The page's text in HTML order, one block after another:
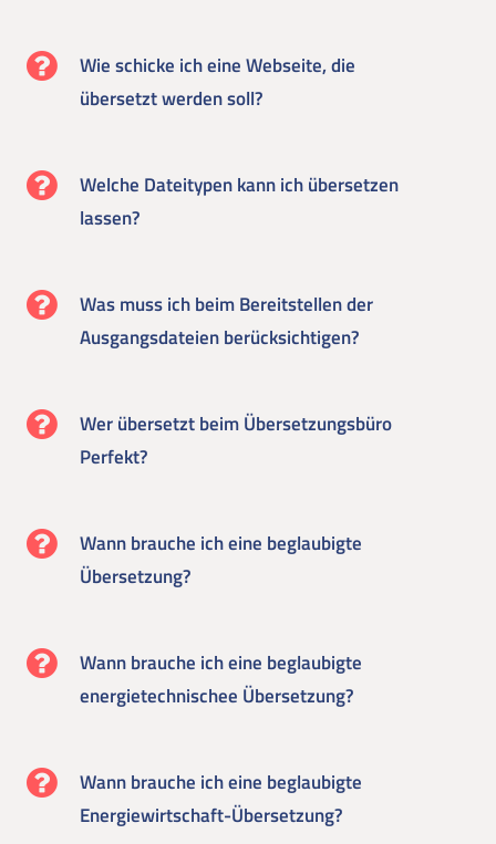
Wie schicke ich eine Webseite, die
übersetzt werden soll?
Welche Dateitypen kann ich übersetzen
lassen?
Was muss ich beim Bereitstellen der
Ausgangsdateien berücksichtigen?
Wer übersetzt beim Übersetzungsbüro
Perfekt?
Wann brauche ich eine beglaubigte
Übersetzung?
Wann brauche ich eine beglaubigte
energietechnischee Übersetzung?
Wann brauche ich eine beglaubigte
Energiewirtschaft-Übersetzung?